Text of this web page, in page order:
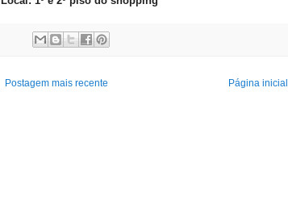
Postagem mais recente Página inicial